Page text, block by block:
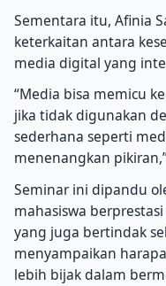
Sementara itu, Afinia
keterkaitan antara
media digital yang
“Media bisa memicu
jika tidak digunakan
sederhana seperti
menenangkan
Seminar ini dipandu
mahasiswa
yang juga bertindak
menyampaikan
lebih bijak dalam